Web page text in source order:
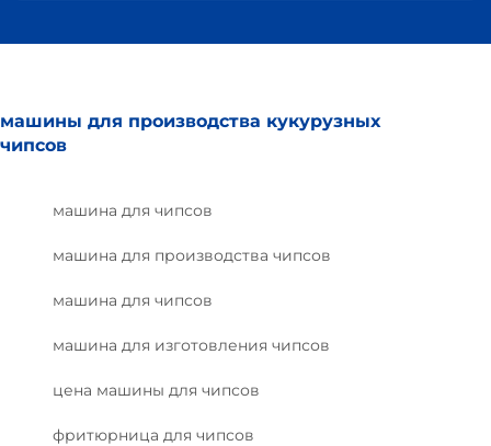
машины для производства кукурузных
чипсов
машина для чипсов
машина для производства чипсов
машина для чипсов
машина для изготовления чипсов
цена машины для чипсов
фритюрница для чипсов